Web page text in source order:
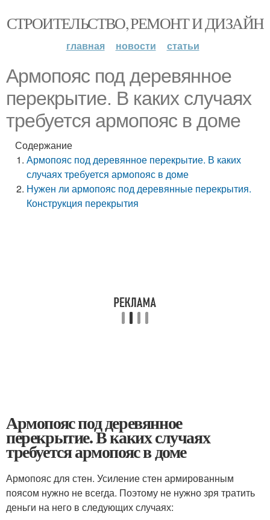
СТРОИТЕЛЬСТВО, РЕМОНТ И ДИЗАЙН
главная новости статьи
Армопояс под деревянное
перекрытие. В каких случаях
требуется армопояс в доме
Содержание
Армопояс под деревянное перекрытие. В каких
случаях требуется армопояс в доме
Нужен ли армопояс под деревянные перекрытия.
Конструкция перекрытия
Армопояс под деревянное
перекрытие. В каких случаях
требуется армопояс в доме
Армопояс для стен. Усиление стен армированным
поясом нужно не всегда. Поэтому не нужно зря тратить
деньги на него в следующих случаях: